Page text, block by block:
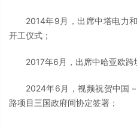
2014年9月，出席中塔电力和
开工仪式；
2017年6月，出席中哈亚欧跨
2024年6月，视频祝贺中国－
路项目三国政府间协定签署；